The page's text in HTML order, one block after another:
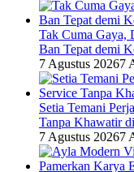
Tak Cuma Gaya,
Ban Tepat demi
7 Agustus 20267
Setia Temani
Tanpa Khawatir
7 Agustus 20267